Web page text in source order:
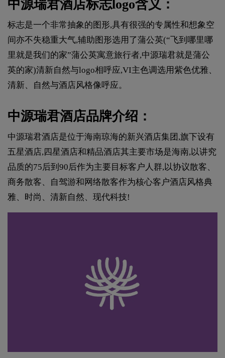
中源瑞君酒店标志logo含义：
标志是一个非常抽象的图形,具有很强的专属性和想象空
间亦不失稳重大气,辅助图形选用了蒲公英(“飞到哪里哪
里就是我们的家”蒲公英寓意旅行者,中源瑞君就是蒲公
英的家)清新自然与logo相呼应,VI主色调选用紫色优雅、
清新、自然与酒店风格像呼应。
中源瑞君酒店品牌介绍：
中源瑞君酒店是位于海南琼海的新兴酒店集团,旗下设有
五星酒店,四星酒店和精品酒店其主要市场是海南,以讲究
品质的75后到90后作为主要目标客户人群,以协议散客、
商务散客、自驾游和网络散客作为核心客户酒店风格典
雅、时尚、清新自然、现代科技!